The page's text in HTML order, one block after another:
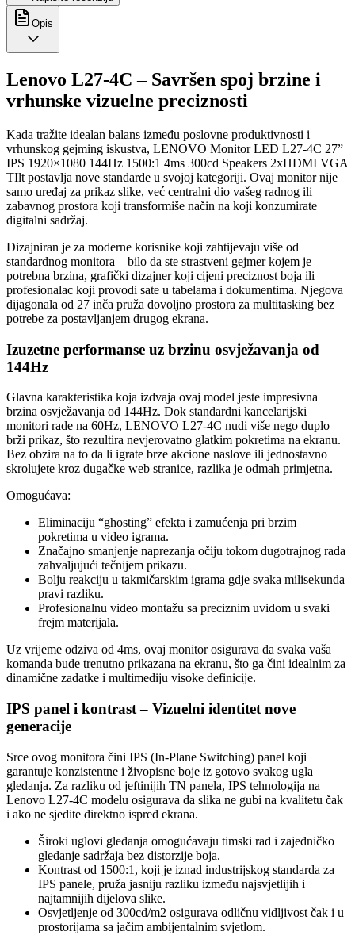
Opis
Lenovo L27-4C – Savršen spoj brzine i
vrhunske vizuelne preciznosti
Kada tražite idealan balans između poslovne produktivnosti i
vrhunskog gejming iskustva, LENOVO Monitor LED L27-4C 27”
IPS 1920×1080 144Hz 1500:1 4ms 300cd Speakers 2xHDMI VGA
TIlt postavlja nove standarde u svojoj kategoriji. Ovaj monitor nije
samo uređaj za prikaz slike, već centralni dio vašeg radnog ili
zabavnog prostora koji transformiše način na koji konzumirate
digitalni sadržaj.
Dizajniran je za moderne korisnike koji zahtijevaju više od
standardnog monitora – bilo da ste strastveni gejmer kojem je
potrebna brzina, grafički dizajner koji cijeni preciznost boja ili
profesionalac koji provodi sate u tabelama i dokumentima. Njegova
dijagonala od 27 inča pruža dovoljno prostora za multitasking bez
potrebe za postavljanjem drugog ekrana.
Izuzetne performanse uz brzinu osvježavanja od
144Hz
Glavna karakteristika koja izdvaja ovaj model jeste impresivna
brzina osvježavanja od 144Hz. Dok standardni kancelarijski
monitori rade na 60Hz, LENOVO L27-4C nudi više nego duplo
brži prikaz, što rezultira nevjerovatno glatkim pokretima na ekranu.
Bez obzira na to da li igrate brze akcione naslove ili jednostavno
skrolujete kroz dugačke web stranice, razlika je odmah primjetna.
Omogućava:
Eliminaciju “ghosting” efekta i zamućenja pri brzim
pokretima u video igrama.
Značajno smanjenje naprezanja očiju tokom dugotrajnog rada
zahvaljujući tečnijem prikazu.
Bolju reakciju u takmičarskim igrama gdje svaka milisekunda
pravi razliku.
Profesionalnu video montažu sa preciznim uvidom u svaki
frejm materijala.
Uz vrijeme odziva od 4ms, ovaj monitor osigurava da svaka vaša
komanda bude trenutno prikazana na ekranu, što ga čini idealnim za
dinamične zadatke i multimediju visoke definicije.
IPS panel i kontrast – Vizuelni identitet nove
generacije
Srce ovog monitora čini IPS (In-Plane Switching) panel koji
garantuje konzistentne i živopisne boje iz gotovo svakog ugla
gledanja. Za razliku od jeftinijih TN panela, IPS tehnologija na
Lenovo L27-4C modelu osigurava da slika ne gubi na kvalitetu čak
i ako ne sjedite direktno ispred ekrana.
Široki uglovi gledanja omogućavaju timski rad i zajedničko
gledanje sadržaja bez distorzije boja.
Kontrast od 1500:1, koji je iznad industrijskog standarda za
IPS panele, pruža jasniju razliku između najsvjetlijih i
najtamnijih dijelova slike.
Osvjetljenje od 300cd/m2 osigurava odličnu vidljivost čak i u
prostorijama sa jačim ambijentalnim svjetlom.